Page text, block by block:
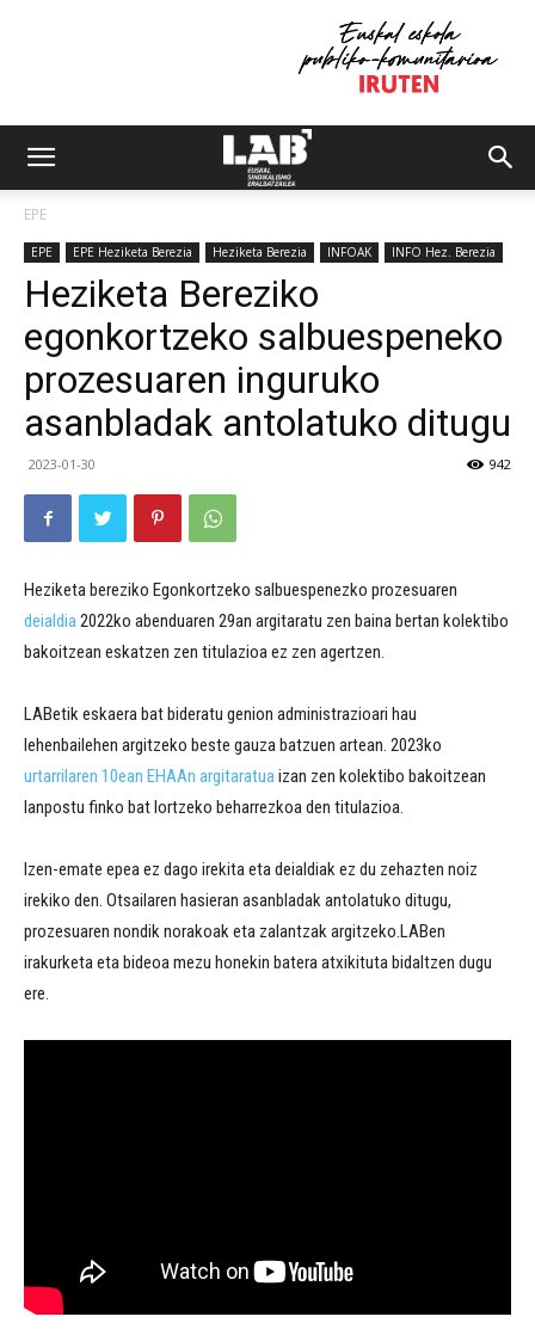
EPE
EPE EPE Heziketa Berezia Heziketa Berezia INFOAK INFO Hez. Berezia
Heziketa Bereziko
egonkortzeko salbuespeneko
prozesuaren inguruko
asanbladak antolatuko ditugu
2023-01-30 942
Heziketa bereziko Egonkortzeko salbuespenezko prozesuaren
deialdia2022ko abenduaren 29an argitaratu zen baina bertan kolektibo
bakoitzean eskatzen zen titulazioa ez zen agertzen.
LABetik eskaera bat bideratu genion administrazioari hau
lehenbailehen argitzeko beste gauza batzuen artean. 2023ko
urtarrilaren 10ean EHAAn argitaratuaizan zen kolektibo bakoitzean
lanpostu finko bat lortzeko beharrezkoa den titulazioa.
Izen-emate epea ez dago irekita eta deialdiak ez du zehazten noiz
irekiko den. Otsailaren hasieran asanbladak antolatuko ditugu,
prozesuaren nondik norakoak eta zalantzak argitzeko.LABen
irakurketa eta bideoa mezu honekin batera atxikituta bidaltzen dugu
ere.